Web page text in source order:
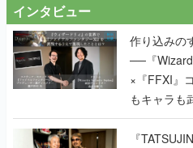
インタビュー
作り込みの
──『
×『FFXI』
もキャラも
で作り込ま
く
『